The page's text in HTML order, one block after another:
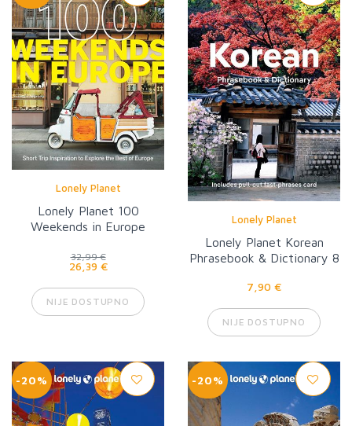
Lonely Planet
Lonely Planet 100
Weekends in Europe
32,99 €
26,39 €
NIJE DOSTUPNO
Lonely Planet
Lonely Planet Korean
Phrasebook & Dictionary 8
7,90 €
NIJE DOSTUPNO
-20% -20%